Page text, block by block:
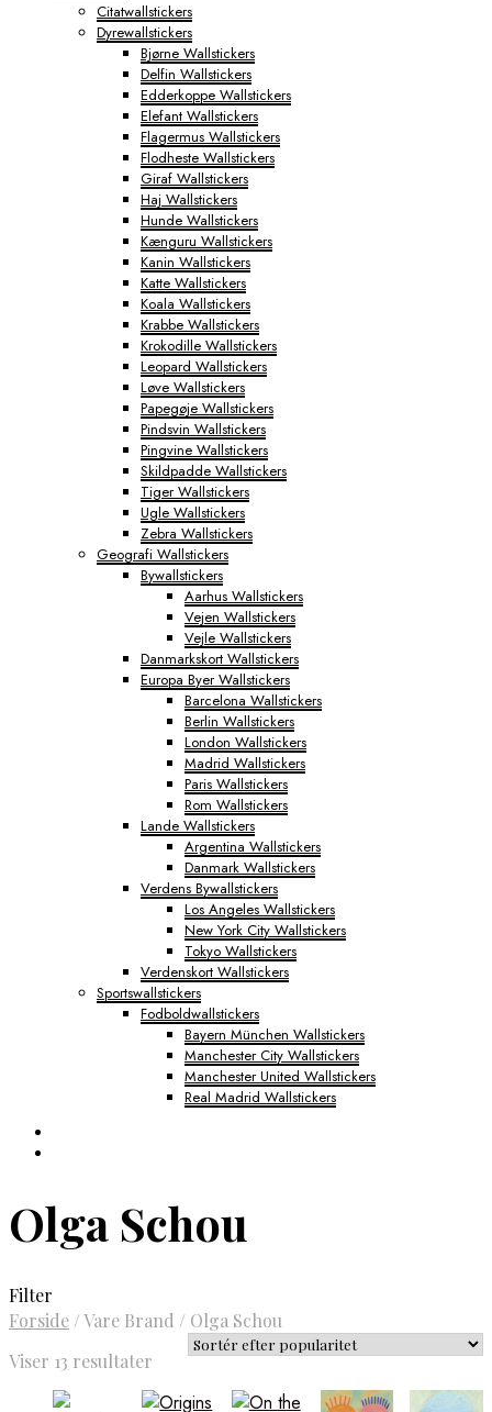
Citatwallstickers
Dyrewallstickers
Bjørne Wallstickers
Delfin Wallstickers
Edderkoppe Wallstickers
Elefant Wallstickers
Flagermus Wallstickers
Flodheste Wallstickers
Giraf Wallstickers
Haj Wallstickers
Hunde Wallstickers
Kænguru Wallstickers
Kanin Wallstickers
Katte Wallstickers
Koala Wallstickers
Krabbe Wallstickers
Krokodille Wallstickers
Leopard Wallstickers
Løve Wallstickers
Papegøje Wallstickers
Pindsvin Wallstickers
Pingvine Wallstickers
Skildpadde Wallstickers
Tiger Wallstickers
Ugle Wallstickers
Zebra Wallstickers
Geografi Wallstickers
Bywallstickers
Aarhus Wallstickers
Vejen Wallstickers
Vejle Wallstickers
Danmarkskort Wallstickers
Europa Byer Wallstickers
Barcelona Wallstickers
Berlin Wallstickers
London Wallstickers
Madrid Wallstickers
Paris Wallstickers
Rom Wallstickers
Lande Wallstickers
Argentina Wallstickers
Danmark Wallstickers
Verdens Bywallstickers
Los Angeles Wallstickers
New York City Wallstickers
Tokyo Wallstickers
Verdenskort Wallstickers
Sportswallstickers
Fodboldwallstickers
Bayern München Wallstickers
Manchester City Wallstickers
Manchester United Wallstickers
Real Madrid Wallstickers
Olga Schou
Filter
Forside /Vare Brand / Olga Schou
Viser 13 resultater Sorteret
popularitet